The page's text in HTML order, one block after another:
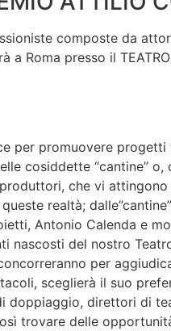
composte da
Roma presso il TEATRO
per promuovere
cosiddette “cantine” o,
che vi
realtà;
Antonio Calenda e
nascosti del nostro
per
sceglierà il suo
doppiaggio, direttori di
trovare delle